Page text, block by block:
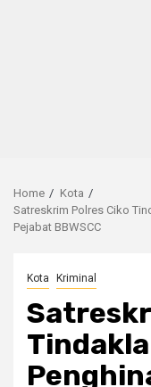
Home
Kota
Satreskrim Polres Ciko
Pejabat BBWSCC
Kota Kriminal